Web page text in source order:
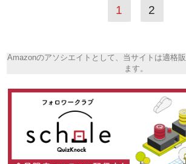
1 2
Amazonのアソシエイトとして、当サイトは適格
ます。